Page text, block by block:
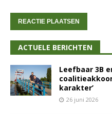
ACTUELE BERICHTEN
Leefbaar 3B
karakter’
26 juni 2026